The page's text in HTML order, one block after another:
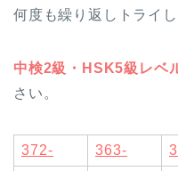
何度も繰り返しトライ
中検2級・HSK5級レベ
さい。
372- 363-